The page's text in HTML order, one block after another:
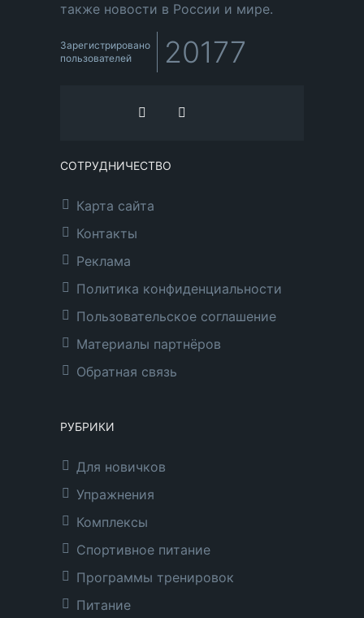
также новости в России и мире.
Зарегистрировано
пользователей
20177
СОТРУДНИЧЕСТВО
Карта сайта
Контакты
Реклама
Политика конфиденциальности
Пользовательское соглашение
Материалы партнёров
Обратная связь
РУБРИКИ
Для новичков
Упражнения
Комплексы
Спортивное питание
Программы тренировок
Питание